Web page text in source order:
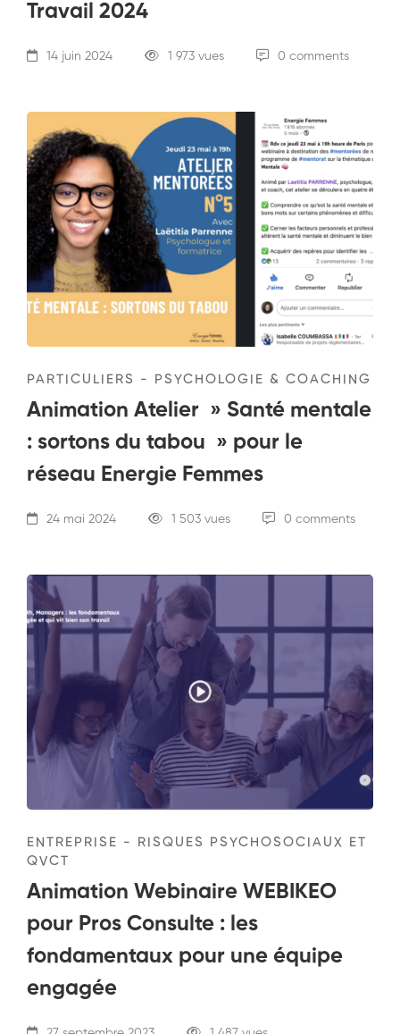
Travail 2024
14 juin 2024 1 973 vues 0 comments
PARTICULIERS - PSYCHOLOGIE & COACHING
Animation Atelier » Santé mentale
: sortons du tabou » pour le
réseau Energie Femmes
24 mai 2024 1 503 vues 0 comments
ENTREPRISE - RISQUES PSYCHOSOCIAUX ET
QVCT
Animation Webinaire WEBIKEO
pour Pros Consulte : les
fondamentaux pour une équipe
engagée